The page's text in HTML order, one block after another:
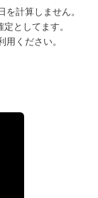
計算しません。
としてます。
用ください。